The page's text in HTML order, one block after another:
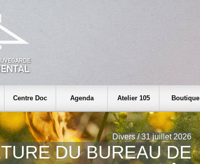
Centre Doc Agenda Atelier 105 Boutique
Divers / 31 juillet 2026
DU BUREAU DE